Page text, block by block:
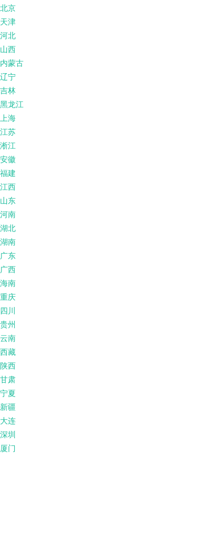
北京
天津
河北
山西
内蒙古
辽宁
吉林
黑龙江
上海
江苏
淅江
安徽
福建
江西
山东
河南
湖北
湖南
广东
广西
海南
重庆
四川
贵州
云南
西藏
陕西
甘肃
宁夏
新疆
大连
深圳
厦门